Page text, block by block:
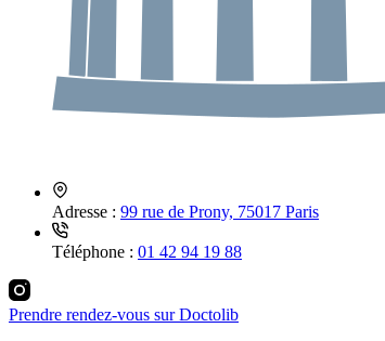
Adresse : 99 rue de Prony, 75017 Paris
Téléphone : 01 42 94 19 88
Prendre rendez-vous sur Doctolib